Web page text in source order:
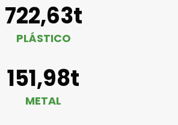
722,63t
PLÁSTICO
151,98t
METAL